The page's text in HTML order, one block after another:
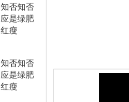
知否知否
应是绿肥
红瘦
知否知否
应是绿肥
红瘦